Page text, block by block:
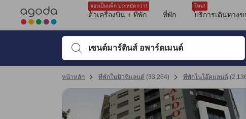
จองเป็นแพ็ก ประหยัดกว่า!
ตั๋วเครื่องบิน + ที่พัก ที่พัก
ใหม่!
บริการเดินทาง
พิมพ์ชื่อที่พักหรือคำที่ต้องการค้นหา จากนั้นใช้ปุ่มลูกศรหรือปุ่ม
หน้าหลัก ที่พักในนิวซีแลนด์ (33,264) ที่พักในโอ๊คแลนด์ (
รีวิวทั้งหมดของอโกด้ามาจากผู้เข้าพักจริง ซึ่งเขียนหลังจากการเดินทางไปเข้า
คะแนนรีวิวที่ได้รับล่าสุด
คะแนนรีวิว 10 ครั้งล่าสุดของที่พัก
9.2 8.8 8.0 7.2 10 9.6
สิ่งอำนวยความสะดวก 7.4 เต็ม 10 คะแนน
ความสะดวกสบายและคุณภาพของห้องพัก 8.1 เต็ม 10 คะแนน
การให้บริการของพนักงาน 8 เต็ม 10 คะแนน ถือว่าได้คะแนนสูงในโอ๊คแลนด์
คุ้มค่ากับเงินที่จ่าย 8 เต็ม 10 คะแนน ถือว่าได้คะแนนสูงในโอ๊คแลนด์
Mentioned in 26 reviews
Mentioned in 22 reviews
Mentioned in 19 reviews
ความสะดวกสบายของห้องพัก
Mentioned in 16 reviews
Mentioned in 14 reviews
สิ่งอำนวยความสะดวกในห้องพัก
Mentioned in 9 reviews
Mentioned in 9 reviews
Mentioned in 8 reviews
Mentioned in 7 reviews